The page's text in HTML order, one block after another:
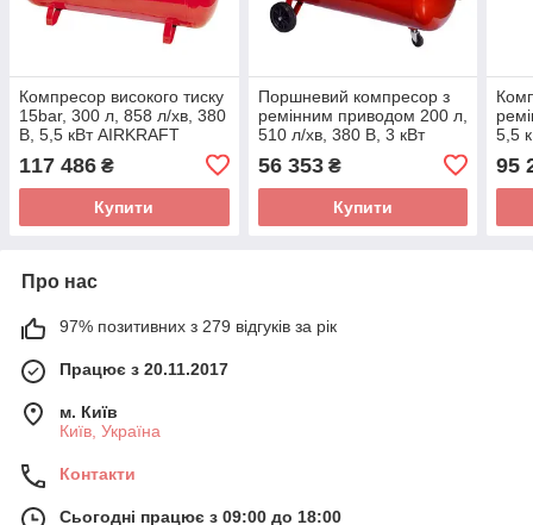
Компресор високого тиску
15bar, 300 л, 858 л/хв, 380
В, 5,5 кВт AIRKRAFT
117 486 ₴
Купити
Поршневий компресор з
ремінним приводом 200 л,
510 л/хв, 380 В, 3 кВт
AIRKRAFT AK200-510-380
56 353₴
Купити
5,5
95
Про нас
97% позитивних з 279 відгуків за рік
Працює з 20.11.2017
м. Київ
Київ, Україна
Контакти
Сьогодні працює з 09:00 до 18:00